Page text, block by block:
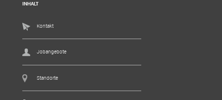
INHALT
Kontakt
Jobangebote
Standorte